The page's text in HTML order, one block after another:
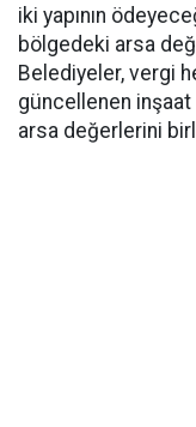
iki yapının
bölgedeki arsa
Belediyeler, vergi
güncellenen
arsa değerlerini